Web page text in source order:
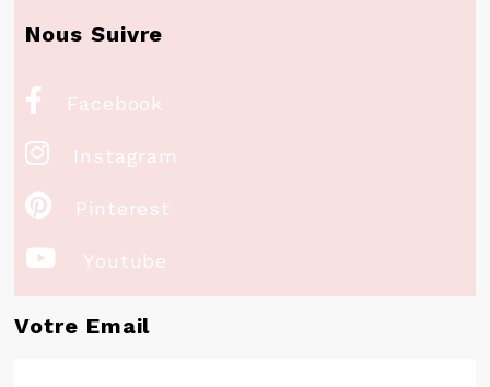
Nous Suivre
 Facebook
 Instagram
 Pinterest
 Youtube
Votre Email